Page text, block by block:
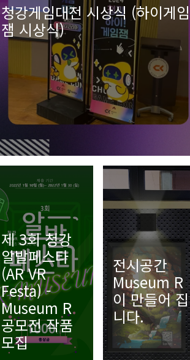
청강게임대전 시상식 (하이게임
잼 시상식)
제 3회 청강
알발페스타
(AR VR
Festa) -
Museum R
공모전 작품
모집
전시공간
Museum R
이 만들어 집
니다.